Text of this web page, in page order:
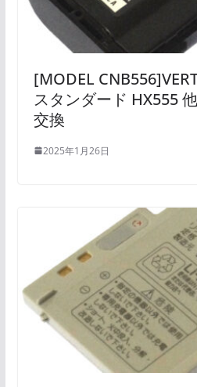
[MODEL
スタンダード HX555
交換
2025年1月26日